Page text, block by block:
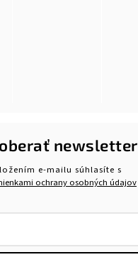
newsletter
e-mailu súhlasíte s
ochrany osobných údajov